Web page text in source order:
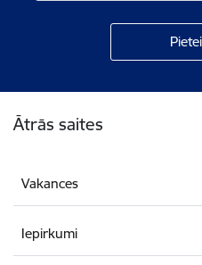
Ātrās saites
Vakances
Iepirkumi